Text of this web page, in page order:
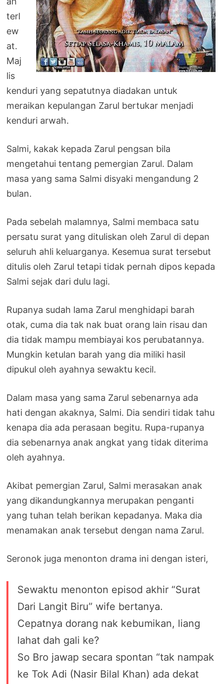
terl
ew
at.
Maj
lis
kenduri yang sepatutnya diadakan untuk
meraikan kepulangan Zarul bertukar menjadi
kenduri arwah.
Salmi, kakak kepada Zarul pengsan bila
mengetahui tentang pemergian Zarul. Dalam
masa yang sama Salmi disyaki mengandung 2
bulan.
Pada sebelah malamnya, Salmi membaca satu
persatu surat yang dituliskan oleh Zarul di depan
seluruh ahli keluarganya. Kesemua surat tersebut
ditulis oleh Zarul tetapi tidak pernah dipos kepada
Salmi sejak dari dulu lagi.
Rupanya sudah lama Zarul menghidapi barah
otak, cuma dia tak nak buat orang lain risau dan
dia tidak mampu membiayai kos perubatannya.
Mungkin ketulan barah yang dia miliki hasil
dipukul oleh ayahnya sewaktu kecil.
Dalam masa yang sama Zarul sebenarnya ada
hati dengan akaknya, Salmi. Dia sendiri tidak tahu
kenapa dia ada perasaan begitu. Rupa-rupanya
dia sebenarnya anak angkat yang tidak diterima
oleh ayahnya.
Akibat pemergian Zarul, Salmi merasakan anak
yang dikandungkannya merupakan penganti
yang tuhan telah berikan kepadanya. Maka dia
menamakan anak tersebut dengan nama Zarul.
Seronok juga menonton drama ini dengan isteri,
Sewaktu menonton episod akhir “Surat
Dari Langit Biru” wife bertanya.
Cepatnya dorang nak kebumikan, liang
lahat dah gali ke?
So Bro jawap secara spontan “tak nampak
ke Tok Adi (Nasir Bilal Khan) ada dekat